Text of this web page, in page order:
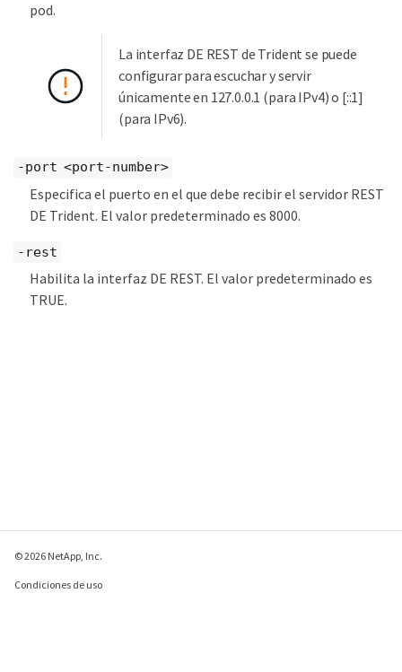
pod.
La interfaz DE REST de Trident se puede
configurar para escuchar y servir
únicamente en 127.0.0.1 (para IPv4) o [::1]
(para IPv6).
-port <port-number>
Especifica el puerto en el que debe recibir el servidor REST
DE Trident. El valor predeterminado es 8000.
-rest
Habilita la interfaz DE REST. El valor predeterminado es
TRUE.
© 2026 NetApp, Inc.
Condiciones de uso